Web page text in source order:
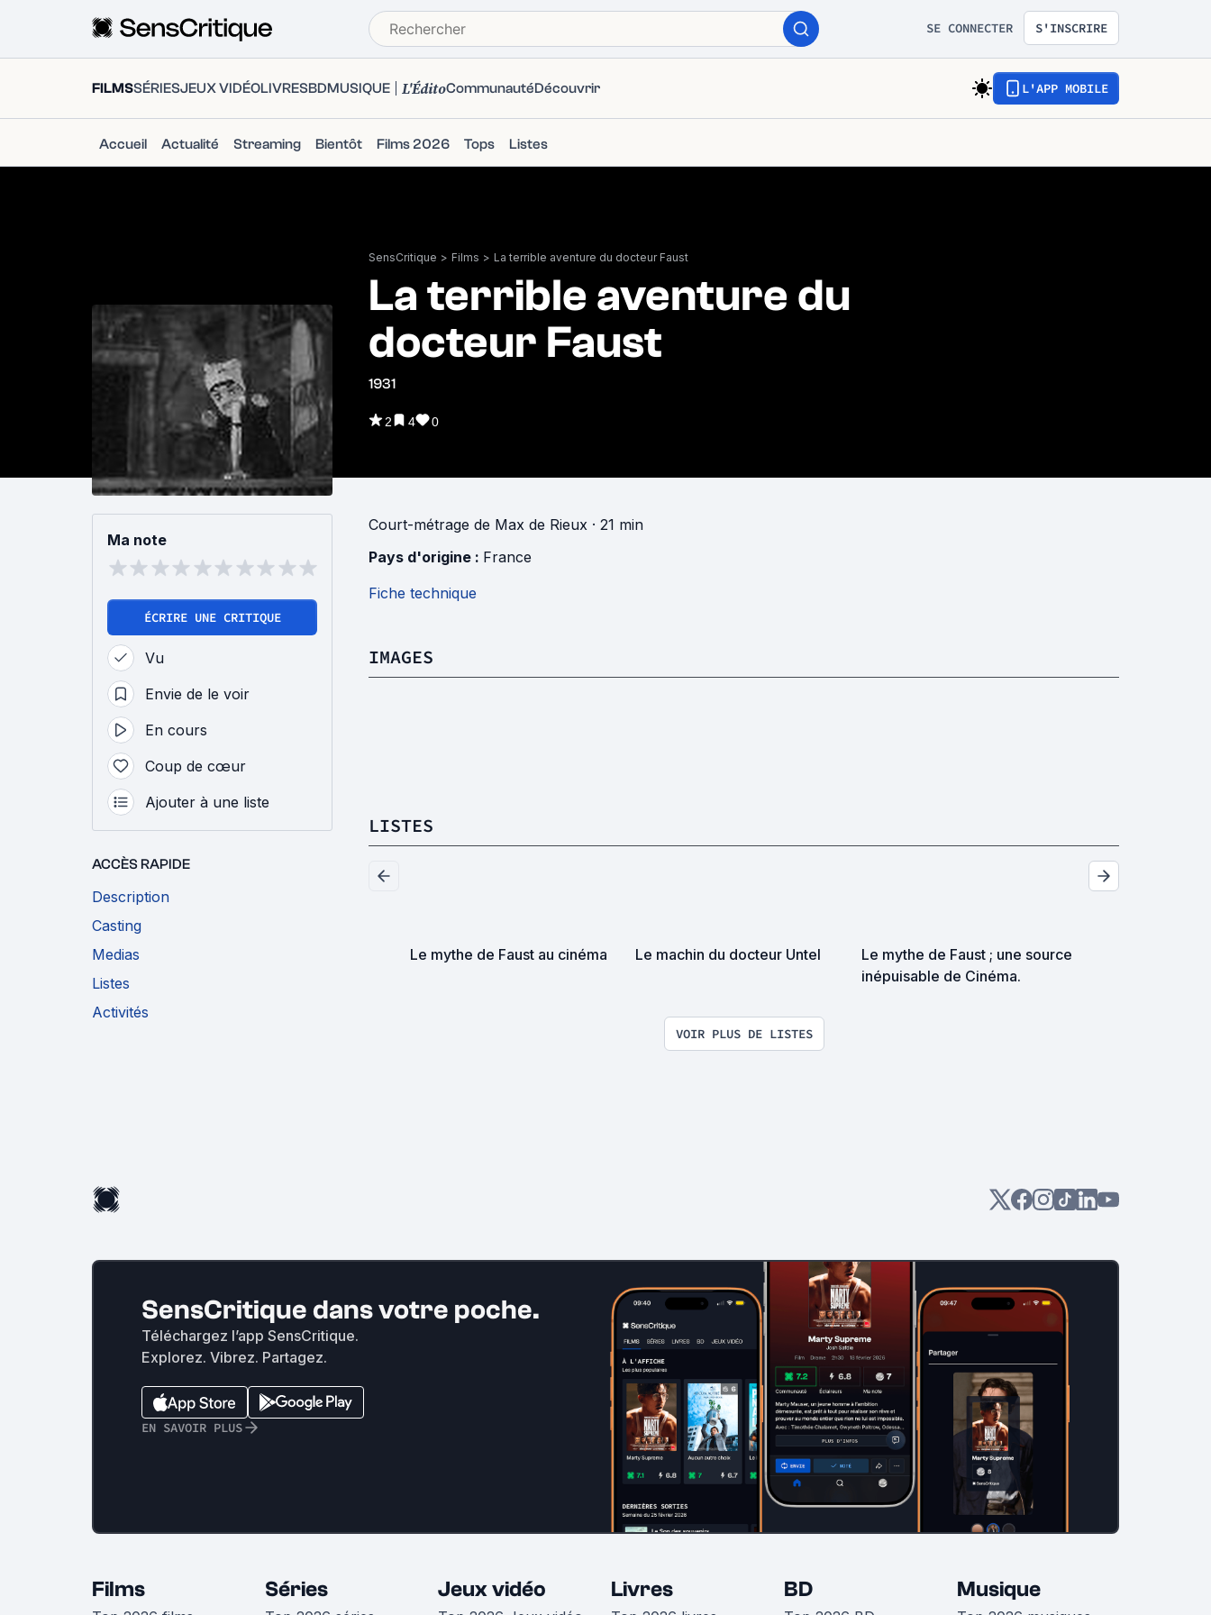
SE CONNECTER S'INSCRIRE
FILMSSÉRIESJEUX VIDÉOLIVRESBDMUSIQUE L'ÉditoCommunautéDécouvrir L'APP MOBILE
Accueil Actualité Streaming Bientôt Films 2026 Tops Listes
SensCritique > Films > La terrible aventure du docteur Faust
La terrible aventure du
docteur Faust
1931
2 4 0
Ma note
ÉCRIRE UNE CRITIQUE
Vu
Envie de le voir
En cours
Coup de cœur
Ajouter à une liste
ACCÈS RAPIDE
Description
Casting
Medias
Listes
Activités
Court-métrage de Max de Rieux · 21 min
Pays d'origine : France
Fiche technique
IMAGES
LISTES
Le mythe de Faust au cinéma Le machin du docteur Untel
Le mythe de Faust ; une source
inépuisable de Cinéma.
VOIR PLUS DE LISTES
SensCritique dans votre poche.
Téléchargez l’app SensCritique.
Explorez. Vibrez. Partagez.
EN SAVOIR PLUS
Films Séries Jeux vidéo Livres BD Musique